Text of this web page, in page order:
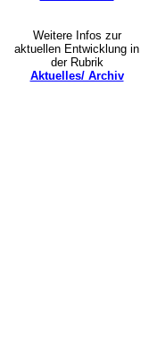
Weitere Infos zur
aktuellen Entwicklung in
der Rubrik
Aktuelles/ Archiv